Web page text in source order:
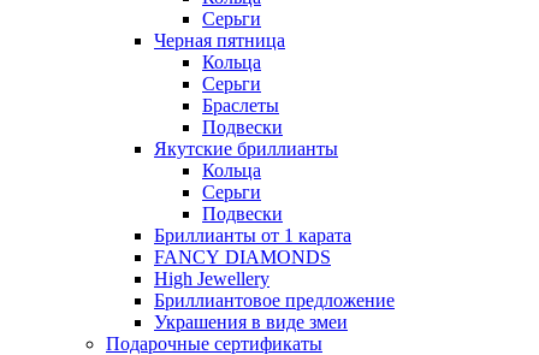
Серьги
Черная пятница
Кольца
Серьги
Браслеты
Подвески
Якутские бриллианты
Кольца
Серьги
Подвески
Бриллианты от 1 карата
FANCY DIAMONDS
High Jewellery
Бриллиантовое предложение
Украшения в виде змеи
Подарочные сертификаты